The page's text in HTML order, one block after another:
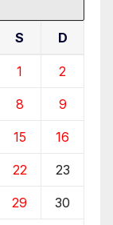
S D
1 2
8 9
15 16
22 23
29 30